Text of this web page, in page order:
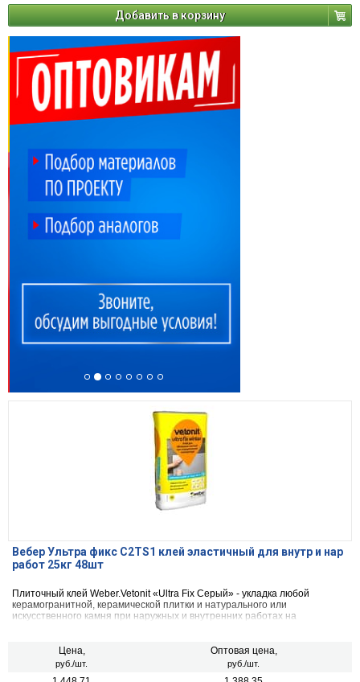
Добавить в корзину
Вебер Ультра фикс C2TS1 клей эластичный для внутр и нар
работ 25кг 48шт
Плиточный клей Weber.Vetonit «Ultra Fix Серый» - укладка любой
керамогранитной, керамической плитки и натурального или
искусственного камня при наружных и внутренних работах на
и открытые пешеходные террасы)
Цена,
руб./шт.
Оптовая цена,
руб./шт.